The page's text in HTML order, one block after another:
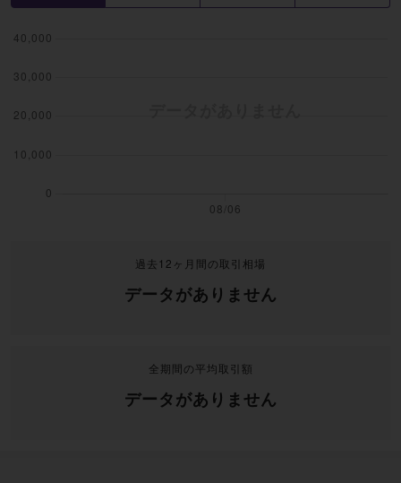
過去12ヶ月間の取引相場
データがありません
全期間の平均取引額
データがありません